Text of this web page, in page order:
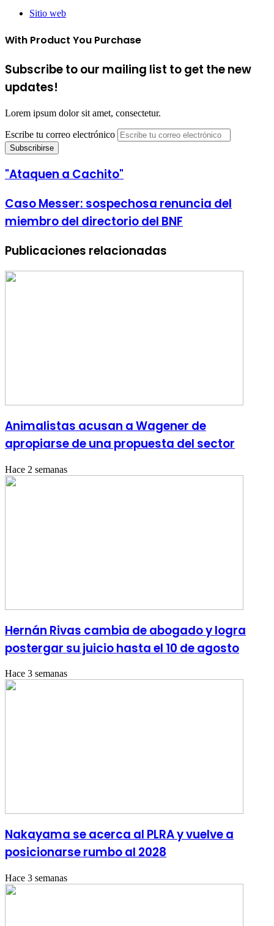
Sitio web
With Product You Purchase
Subscribe to our mailing list to get the new
updates!
Lorem ipsum dolor sit amet, consectetur.
Escribe tu correo electrónico
"Ataquen a Cachito"
Caso Messer: sospechosa renuncia del
miembro del directorio del BNF
Publicaciones relacionadas
Animalistas acusan a Wagener de
apropiarse de una propuesta del sector
Hace 2 semanas
Hernán Rivas cambia de abogado y logra
postergar su juicio hasta el 10 de agosto
Hace 3 semanas
Nakayama se acerca al PLRA y vuelve a
posicionarse rumbo al 2028
Hace 3 semanas